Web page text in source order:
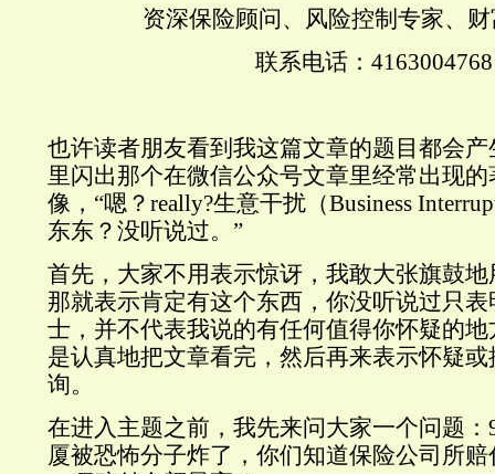
资深保险顾问、风险控制专家、
联系电话： 4163004768
也许读者朋友看到我这篇文章的题目都会
里闪出那个在微信公众号文章里经常出现
像，“嗯？ really?生意干扰（Business
东东？没听说过。”
首先，大家不用表示惊讶，我敢大张旗鼓
那就表示肯定有这个东西，你没听说过只
士，并不代表我说的有任何值得你怀疑的
是认真地把文章看完，然后再来表示怀疑
询。
在进入主题之前，我先来问大家一个问题：
厦被恐怖分子炸了，你们知道保险公司所